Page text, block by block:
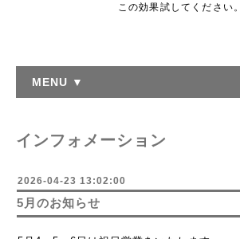
この効果試してください。
MENU ▼
インフォメーション
2026-04-23 13:02:00
5月のお知らせ